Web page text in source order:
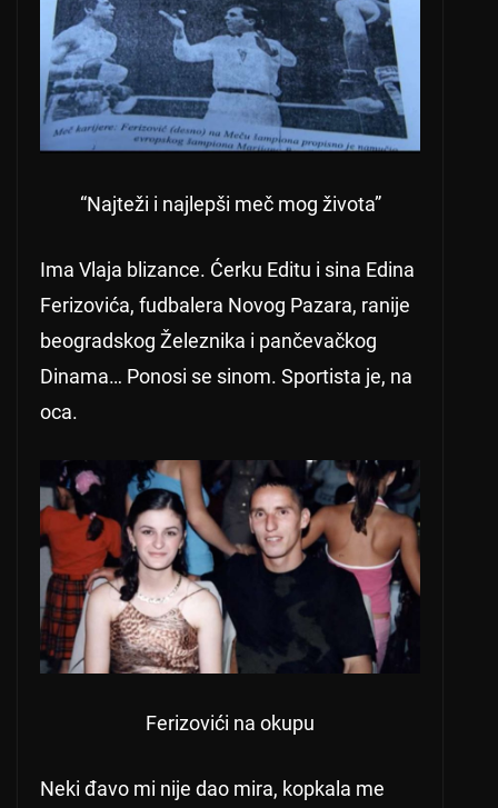
“Najteži i najlepši meč mog života”
Ima Vlaja blizance. Ćerku Editu i sina Edina
Ferizovića, fudbalera Novog Pazara, ranije
beogradskog Železnika i pančevačkog
Dinama… Ponosi se sinom. Sportista je, na
oca.
Ferizovići na okupu
Neki đavo mi nije dao mira, kopkala me